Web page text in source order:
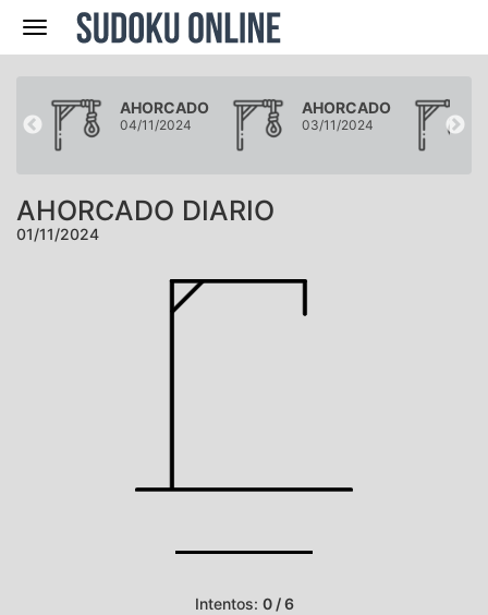
Navegación
AHORCADO
04/11/2024
AHORCADO
03/11/2024
AHORCADO DIARIO
01/11/2024
Intentos: 0 / 6